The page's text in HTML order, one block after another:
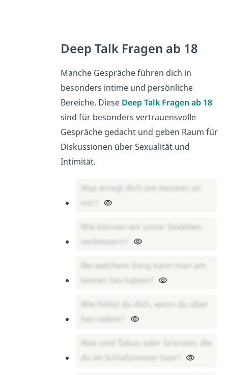
Deep Talk Fragen ab 18
Manche Gespräche führen dich in
besonders intime und persönliche
Bereiche. Diese Deep Talk Fragen ab 18
sind für besonders vertrauensvolle
Gespräche gedacht und geben Raum für
Diskussionen über Sexualität und
Intimität.
Was erregt dich am meisten an
mir?
Wie können wir unser Sexleben
verbessern?
Bei welchem Song kann man am
besten Sex haben?
Wie fühlst du dich, wenn du über
Sex redest?
Was sind Tabus oder Grenzen, die
du im Schlafzimmer hast?